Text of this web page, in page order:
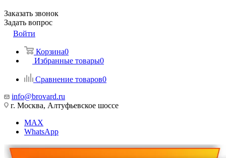
Заказать звонок
Задать вопрос
Войти
Корзина0
Избранные товары0
Сравнение товаров0
info@brovard.ru
г. Москва, Алтуфьевское шоссе
MAX
WhatsApp